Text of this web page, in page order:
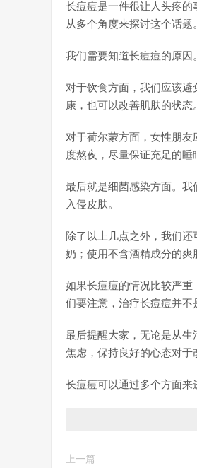
长痘痘是一件很让人头疼
从多个角度来探讨这个话题。
我们需要知道长痘痘的原因
对于饮食方面，我们应该
康，也可以改善肌肤的状态。
对于荷尔蒙方面，女性朋
度熬夜，尽量保证充足的睡
最后就是细菌感染方面。
入侵皮肤。
除了以上几点之外，我们
奶；使用不含酒精成分的爽
如果长痘痘的情况比较严
们要注意，治疗长痘痘并不
最后提醒大家，无论是从
焦虑，保持良好的心态对于
长痘痘可以通过多个方面来
上一篇